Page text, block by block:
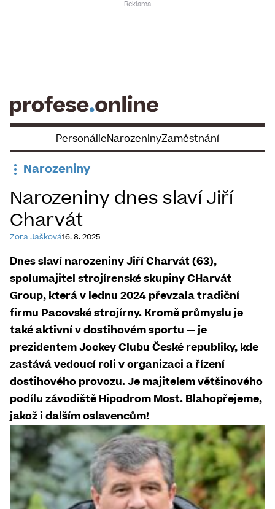
PersonálieNarozeninyZaměstnání
Narozeniny
Narozeniny dnes slaví Jiří
Charvát
Zora Jašková16. 8. 2025
Dnes slaví narozeniny Jiří Charvát (63),
spolumajitel strojírenské skupiny CHarvát
Group, která v lednu 2024 převzala tradiční
firmu Pacovské strojírny. Kromě průmyslu je
také aktivní v dostihovém sportu — je
prezidentem Jockey Clubu České republiky, kde
zastává vedoucí roli v organizaci a řízení
dostihového provozu. Je majitelem většinového
podílu závodiště Hipodrom Most. Blahopřejeme,
jakož i dalším oslavencům!